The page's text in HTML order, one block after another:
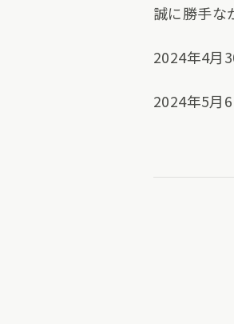
誠に勝手な
2024年4月
2024年5月